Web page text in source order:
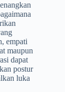
empati
maupun
dapat
postur
luka